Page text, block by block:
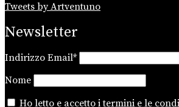
Tweets by Artventuno
Newsletter
Indirizzo Email*
Nome
Ho letto e accetto itermini e le